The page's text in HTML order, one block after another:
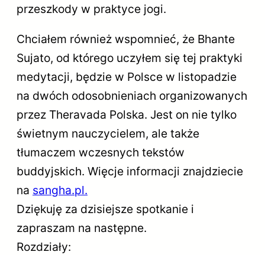
przeszkody w praktyce jogi.
Chciałem również wspomnieć, że Bhante
Sujato, od którego uczyłem się tej praktyki
medytacji, będzie w Polsce w listopadzie
na dwóch odosobnieniach organizowanych
przez Theravada Polska. Jest on nie tylko
świetnym nauczycielem, ale także
tłumaczem wczesnych tekstów
buddyjskich. Więcje informacji znajdziecie
na sangha.pl.
Dziękuję za dzisiejsze spotkanie i
zapraszam na następne.
Rozdziały: